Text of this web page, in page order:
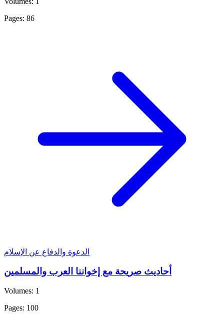
Pages: 86
الدعوة والدفاع عن الإسلام
أحاديث صريحة مع إخواننا العرب والمسلمين
Volumes: 1
Pages: 100